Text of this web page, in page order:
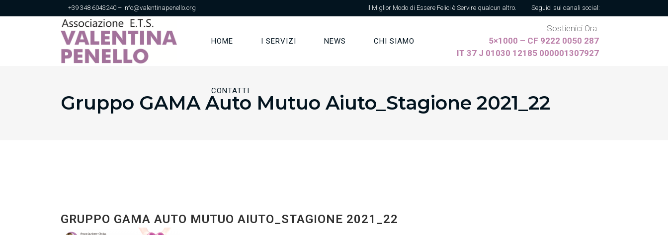
+39 348 6043240 – info@valentinapenello.org Il Miglior Modo di Essere Felici è Servire qualcun altro. Seguici sui canali social:
Sostienici Ora:
5×1000 – CF 9222 0050 287
IT 37 J 01030 12185 000001307927
HOME I SERVIZI NEWS CHI SIAMO
CONTATTI
Gruppo GAMA Auto Mutuo Aiuto_Stagione 2021_22
GRUPPO GAMA AUTO MUTUO AIUTO_STAGIONE 2021_22